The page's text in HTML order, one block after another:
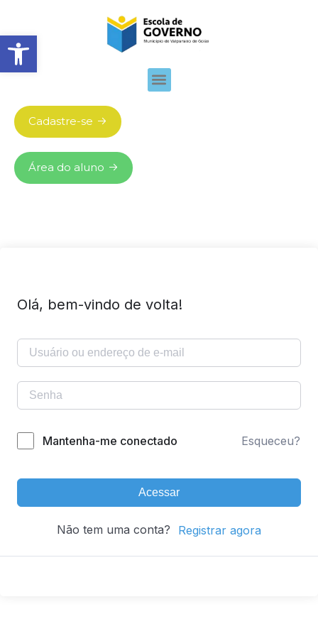
Abrir barra de ferramentas
Cadastre-se
Área do aluno
Olá, bem-vindo de volta!
Mantenha-me conectado Esqueceu?
Acessar
Não tem uma conta? Registrar agora